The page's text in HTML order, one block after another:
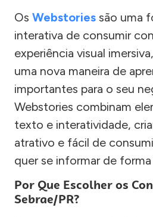
Os Webstories são uma
interativa de consumir
experiência visual
uma nova maneira de
importantes para o seu
Webstories combinam
texto e interatividade,
atrativo e fácil de
quer se informar de
Por Que Escolher os
Sebrae/PR?